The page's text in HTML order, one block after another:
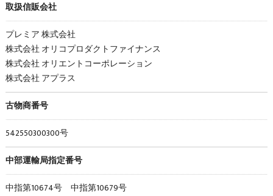
取扱信販会社
プレミア 株式会社
株式会社 オリコプロダクトファイナンス
株式会社 オリエントコーポレーション
株式会社 アプラス
古物商番号
542550300300号
中部運輸局指定番号
中指第10674号 中指第10679号